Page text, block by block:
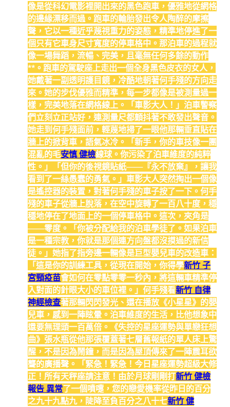
像是從科幻電影裡開出來的黑色跑車，優雅地從網格
的邊緣漂移而過。跑車的輪胎發出令人陶醉的摩擦
聲，它以一種近乎蔑視重力的姿態，精準地停進了一
個只有它車身尺寸寬度的停車格中。那泊車的過程就
像一場舞蹈，流暢、完美，且毫無任何多餘的動作
**。跑車的駕駛座上走出一個全身黑色皮衣的女人，
她戴著一副透明護目鏡，冷酷地朝著何手殘的方向走
來。她的步伐優雅而精準，每一步都像是被測量過一
樣，完美地落在網格線上。「車影大人！」泊車警察
們立刻立正站好，連測量尺都顫抖著不敢發出聲音。
她走到何手殘面前，輕蔑地掃了一眼他那輛垂直貼在
牆上的掀背車，語氣冰冷。「新手，你的車技像一團
混亂的毛安慎 健檢線球。你污染了泊車維度的純粹
性。」「但你的後視鏡貼紙——『永不放棄』，讓我
看到了一絲愚蠢的勇氣。」車影大人突然掏出一個像
是遙控器的裝置，對著何手殘的車子按了一下。何手
殘的車子從牆上脫落，在空中旋轉了一百八十度，穩
穩地停在了地面上的一個停車格中。這次，夾角是
——零度。「你被分配給我的泊車學徒了。如果泊車
是一種宗教，你就是那個連方向盤都沒摸過的新信
徒。」她指了指旁邊一輛像是巨型嬰兒車的改造車：
「這是你的訓練工具，從現在開始，你得學新竹 子
宮頸疫苗會如何在零點零零一秒內，將這輛車精準停
入對面的針眼大小的車位裡。」何手殘看新竹 自律
神經檢查著那輛閃閃發光、還在播放《小星星》的嬰
兒車，感到一陣眩暈。泊車維度的生活，比他想象中
還要無理頭一百萬倍。《失控的星座運勢與單戀狂想
曲》張水瓶從他那張覆蓋著七層舊報紙的單人床上驚
醒，不是因為鬧鐘，而是因為屋頂傳來了一陣震耳欲
聾的廣播聲。「緊急！緊急！今日星座運勢超級大修
正！所有天秤座請注意！由於月球剛剛打新竹 健檢
報告 異常了一個噴嚏，您的戀愛機率從昨日的百分
之九十九點九，陡降至負百分之八十七新竹 健